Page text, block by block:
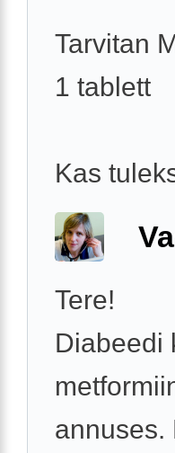
Tarvitan
1 tablett
Kas
Tere!
Diabeedi
annuses.